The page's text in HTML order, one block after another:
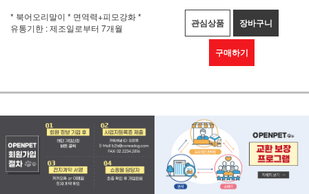
* 북어오리말이 * 면역력+피모강화 *
유통기한 : 제조일로부터 7개월
관심상품 장바구니
구매하기